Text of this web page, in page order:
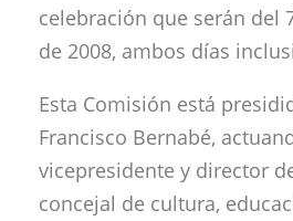
celebración que serán del
de 2008, ambos días
Esta Comisión está
Francisco Bernabé,
vicepresidente y director
concejal de cultura,